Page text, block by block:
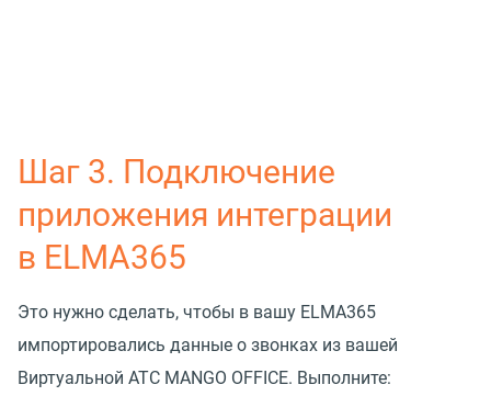
Шаг 3. Подключение
приложения интеграции
в ELMA365
Это нужно сделать, чтобы в вашу ELMA365
импортировались данные о звонках из вашей
Виртуальной АТС MANGO OFFICE. Выполните: